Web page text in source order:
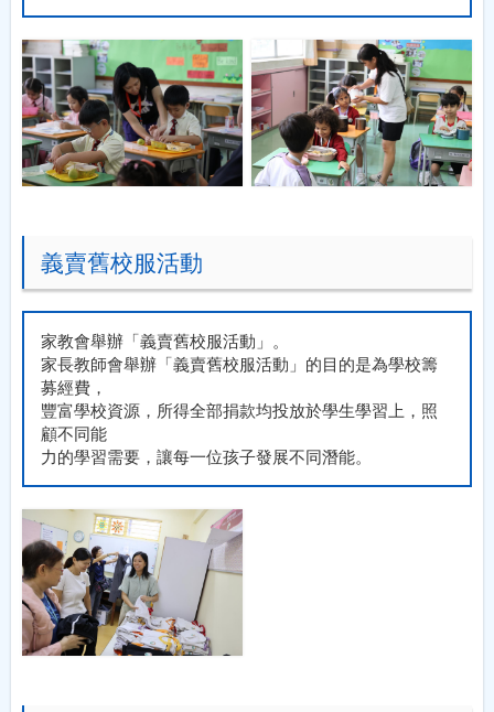
義賣舊校服活動
家教會舉辦「義賣舊校服活動」。
家長教師會舉辦「義賣舊校服活動」的目的是為學校籌
募經費，
豐富學校資源，所得全部捐款均投放於學生學習上，照
顧不同能
力的學習需要，讓每一位孩子發展不同潛能。